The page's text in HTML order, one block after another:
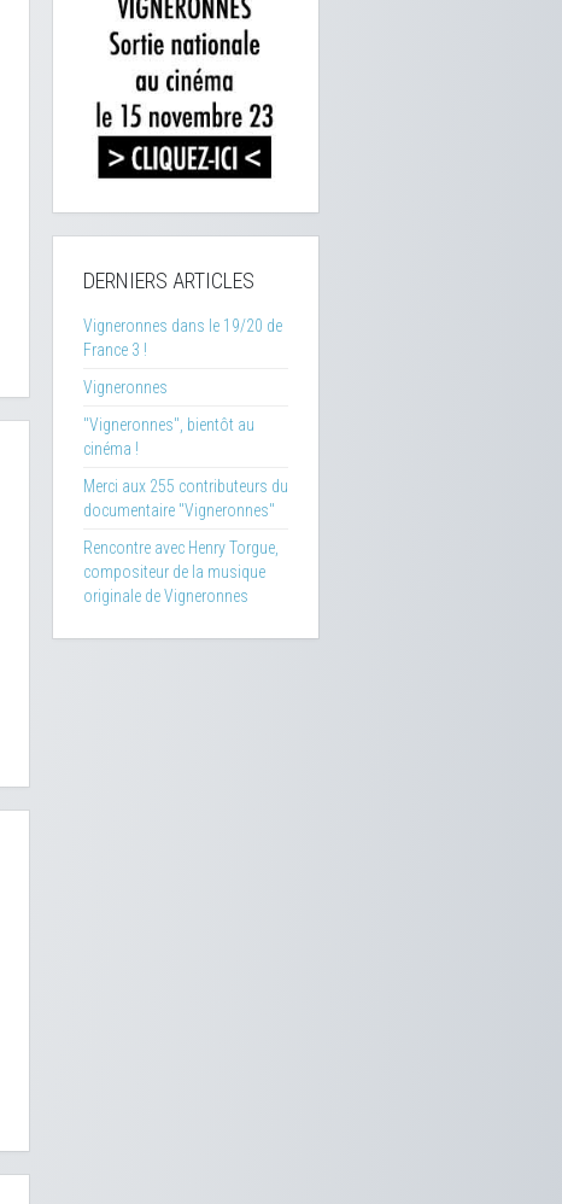
DERNIERS ARTICLES
Vigneronnes dans le 19/20 de
France 3 !
Vigneronnes
"Vigneronnes", bientôt au
cinéma !
Merci aux 255 contributeurs du
documentaire "Vigneronnes"
Rencontre avec Henry Torgue,
compositeur de la musique
originale de Vigneronnes